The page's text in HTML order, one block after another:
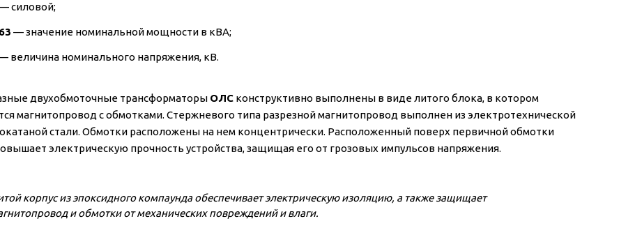
силовой;
— значение номинальной мощности в кВА;
величина номинального напряжения, кВ.
двухобмоточные трансформаторы ОЛС конструктивно выполнены в виде литого блока, в котором
магнитопровод с обмотками. Стержневого типа разрезной магнитопровод выполнен из электротехнической
стали. Обмотки расположены на нем концентрически. Расположенный поверх первичной обмотки
электрическую прочность устройства, защищая его от грозовых импульсов напряжения.
корпус из эпоксидного компаунда обеспечивает электрическую изоляцию, а также защищает
и обмотки от механических повреждений и влаги.